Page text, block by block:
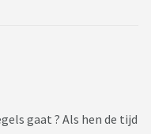
gaat ? Als hen de tijd